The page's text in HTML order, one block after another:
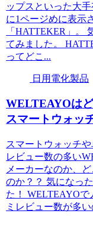
ップスといった大
に1ページめに表示
「HATTEKER」。
てみました。
ってどこ...
日用電化製品
WELTEAYOは
スマートウォッ
スマートウォッチ
レビュー数の多い
メーカーなのか、
のか？？ 気になっ
た！ WELTEAYOで
ミレビュー数が多